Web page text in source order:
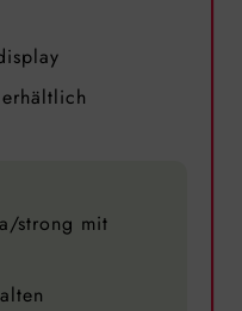
strong mit